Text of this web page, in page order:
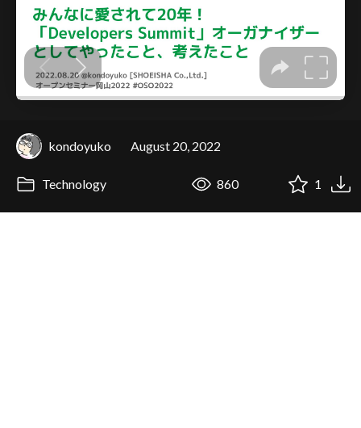
kondoyuko August 20, 2022
Technology 860 1